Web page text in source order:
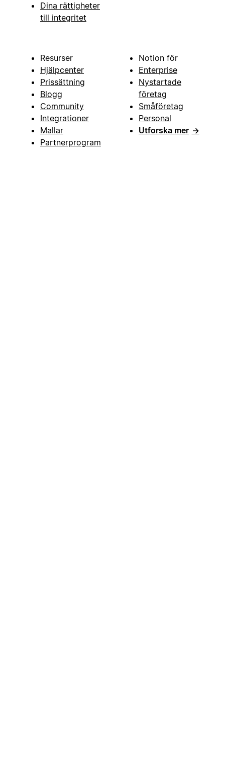
Dina rättigheter
till integritet
Resurser
Hjälpcenter
Prissättning
Blogg
Community
Integrationer
Mallar
Partnerprogram
Notion för
Enterprise
Nystartade
företag
Småföretag
Personal
Utforska mer →